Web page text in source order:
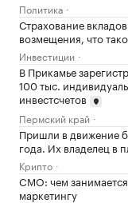
Политика
Страхование
возмещения, что
Инвестиции
В Прикамье
100 тыс.
инвестсчетов
Пермский край
Пришли в движение
года. Их владелец в
Крипто
CMO: чем
маркетингу